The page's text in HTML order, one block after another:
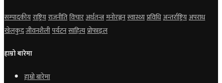
सम्पादकीयराष्ट्रियराजनीतिविचारअर्थतन्त्रमनोरञ्जनस्वास्थ्यप्रविधिअन्तर्राष्ट्रियअपराध
खेलकुदजीवनशैलीपर्यटनसाहित्यप्रोफाइल
हाम्रो बारेमा
हाम्रो बारेमा